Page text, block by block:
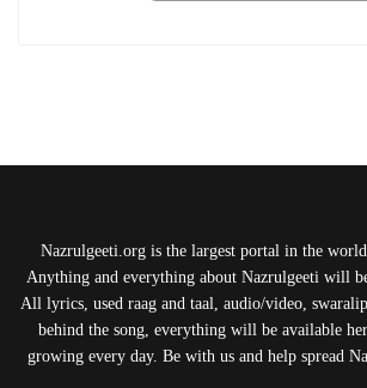
Nazrulgeeti.org is the largest portal in the
Anything and everything about Nazrulgeeti will
All lyrics, used raag and taal, audio/video,
behind the song, everything will be available
growing every day. Be with us and help spread